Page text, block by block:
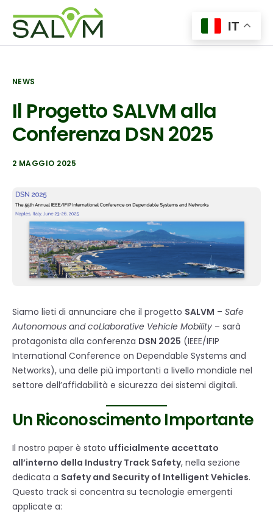
Home
Insights
News
Contatti
NEWS
Il Progetto SALVM alla
Conferenza DSN 2025
2 MAGGIO 2025
Siamo lieti di annunciare che il progetto SALVM – Safe
Autonomous and coLlaborative Vehicle Mobility – sarà
protagonista alla conferenza DSN 2025 (IEEE/IFIP
International Conference on Dependable Systems and
Networks), una delle più importanti a livello mondiale nel
settore dell’affidabilità e sicurezza dei sistemi digitali.
Un Riconoscimento Importante
Il nostro paper è stato ufficialmente accettato
all’interno della Industry Track Safety, nella sezione
dedicata a Safety and Security of Intelligent Vehicles.
Questo track si concentra su tecnologie emergenti
applicate a:
IT